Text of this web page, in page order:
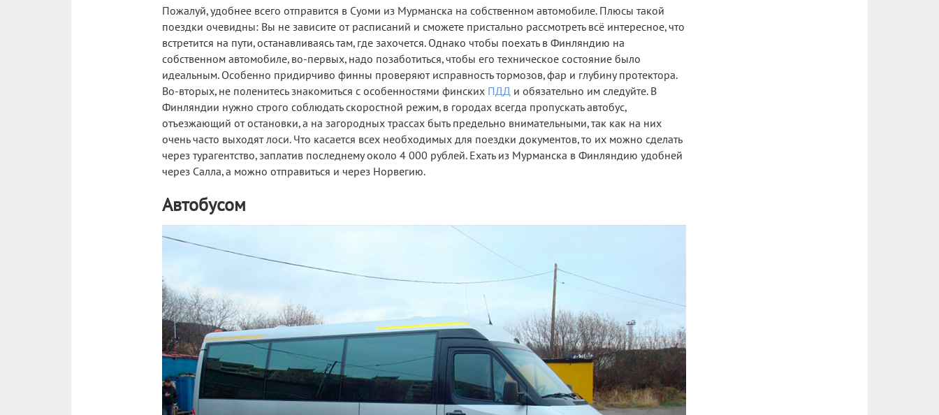
Пожалуй, удобнее всего отправится в Суоми из Мурманска на собственном автомобиле. Плюсы такой
поездки очевидны: Вы не зависите от расписаний и сможете пристально рассмотреть всё интересное, что
встретится на пути, останавливаясь там, где захочется. Однако чтобы поехать в Финляндию на
собственном автомобиле, во-первых, надо позаботиться, чтобы его техническое состояние было
идеальным. Особенно придирчиво финны проверяют исправность тормозов, фар и глубину протектора.
Во-вторых, не поленитесь знакомиться с особенностями финских ПДД и обязательно им следуйте. В
Финляндии нужно строго соблюдать скоростной режим, в городах всегда пропускать автобус,
отъезжающий от остановки, а на загородных трассах быть предельно внимательными, так как на них
очень часто выходят лоси. Что касается всех необходимых для поездки документов, то их можно сделать
через турагентство, заплатив последнему около 4 000 рублей. Ехать из Мурманска в Финляндию удобней
через Салла, а можно отправиться и через Норвегию.
Автобусом